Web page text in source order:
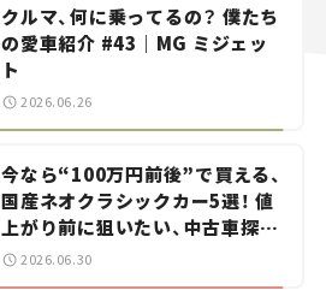
クルマ、何に乗ってるの？ 僕たち
の愛車紹介 #43｜MG ミジェッ
ト
2026.06.26
今なら“100万円前後”で買える、
国産ネオクラシックカー5選！ 値
上がり前に狙いたい、中古車探し
をお手伝い――ちょっとイケてるマ
2026.06.30